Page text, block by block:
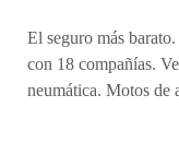
El seguro más
con 18 compañías.
neumática. Motos de